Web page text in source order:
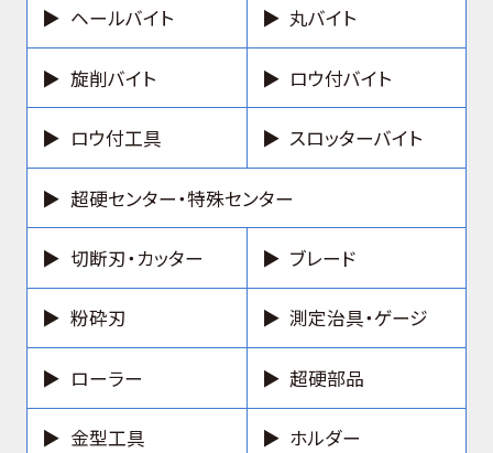
ヘールバイト 丸バイト
旋削バイト ロウ付バイト
ロウ付工具 スロッターバイト
超硬センター・特殊センター
切断刃・カッター ブレード
粉砕刃 測定治具・ゲージ
ローラー 超硬部品
金型工具 ホルダー